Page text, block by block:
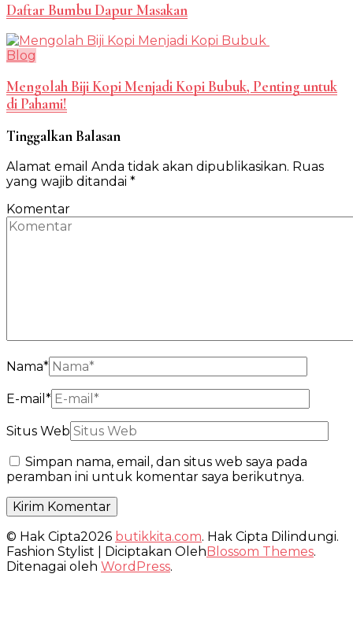
Daftar Bumbu Dapur Masakan
Blog
Mengolah Biji Kopi Menjadi Kopi Bubuk, Penting untuk
di Pahami!
Tinggalkan Balasan
Alamat email Anda tidak akan dipublikasikan. Ruas
yang wajib ditandai *
Komentar
Nama*
E-mail *
Situs Web
Simpan nama, email, dan situs web saya pada
peramban ini untuk komentar saya berikutnya.
© Hak Cipta2026 butikkita.com. Hak Cipta Dilindungi.
Fashion Stylist | Diciptakan Oleh Blossom Themes.
Ditenagai oleh WordPress.